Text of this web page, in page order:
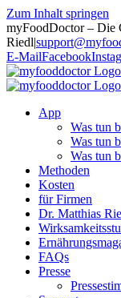
Zum Inhalt springen
myFoodDoctor – Die
Riedl|
E-MailFacebook
App
Was tun
Was tun
Was tun
Methoden
Kosten
für Firmen
Dr. Matthias
FAQs
Presse